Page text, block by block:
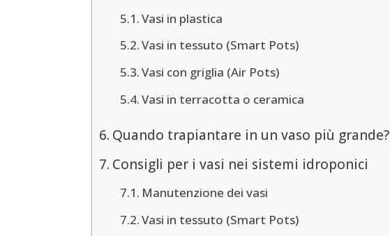
Vasi in plastica
Vasi in tessuto (Smart Pots)
Vasi con griglia (Air Pots)
Vasi in terracotta o ceramica
Quando trapiantare in un vaso più grande?
Consigli per i vasi nei sistemi idroponici
Manutenzione dei vasi
Vasi in tessuto (Smart Pots)